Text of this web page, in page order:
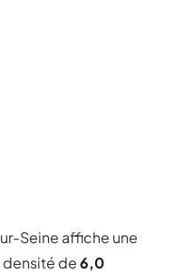
Seine affiche une
densité de6,0